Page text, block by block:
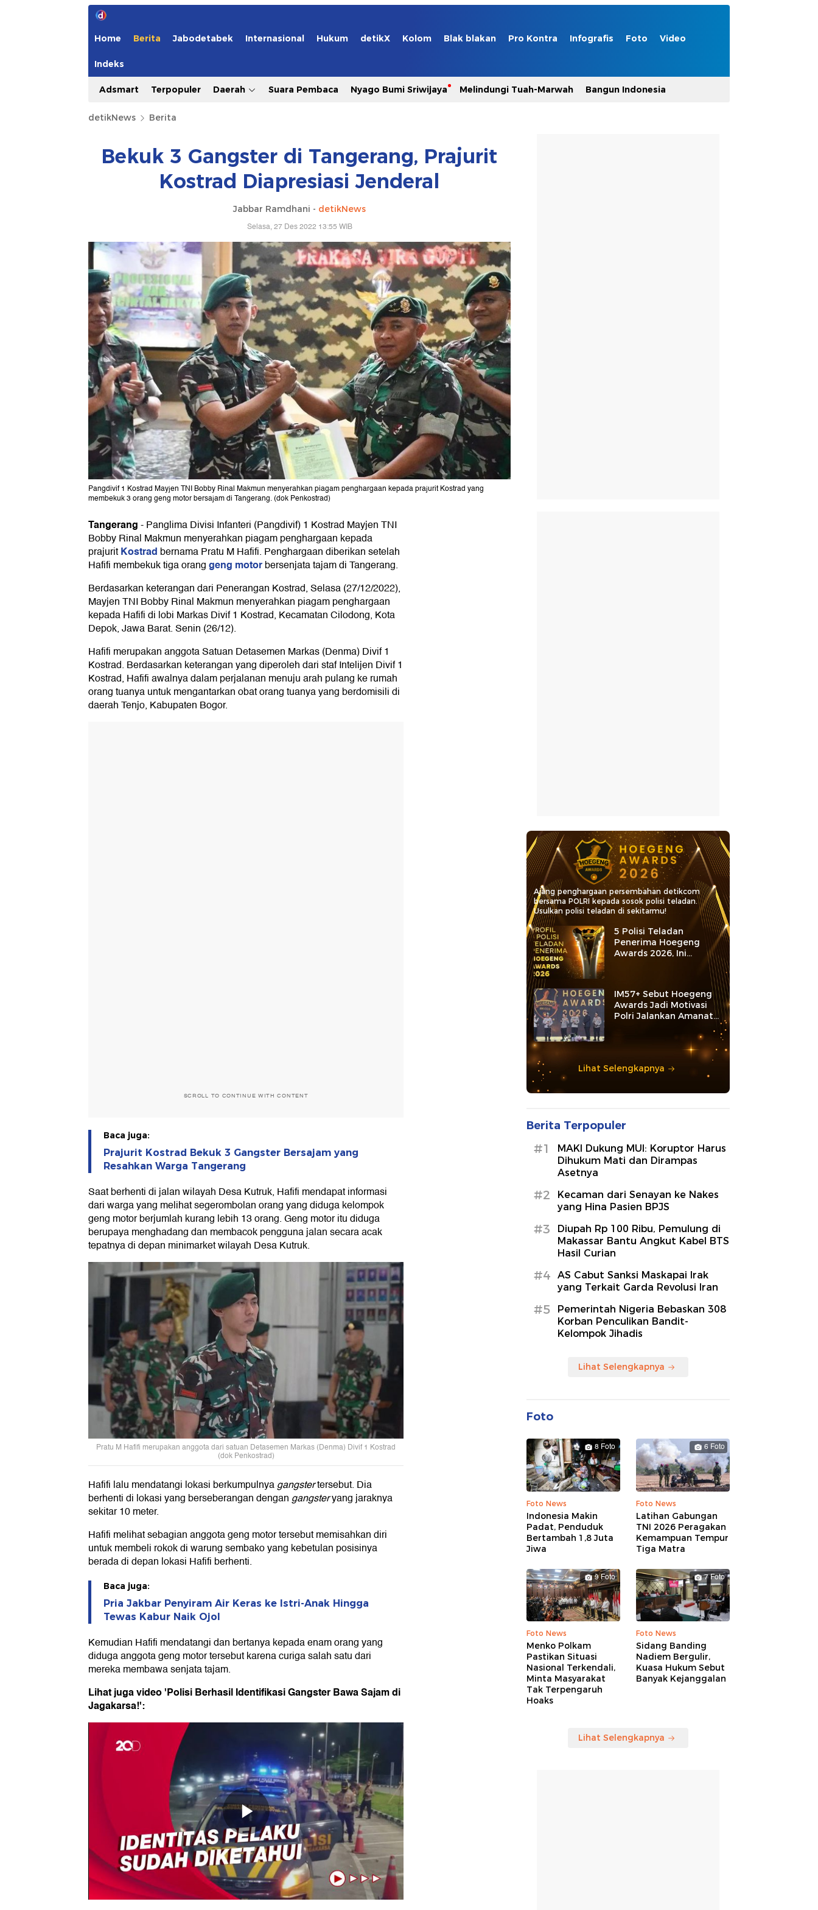
Home Berita Jabodetabek Internasional Hukum detikX Kolom Blak blakan Pro Kontra Infografis Foto Video
Indeks
Adsmart Terpopuler Daerah Suara Pembaca Nyago Bumi Sriwijaya Melindungi Tuah-Marwah Bangun Indonesia
detikNews Berita
Bekuk 3 Gangster di Tangerang, Prajurit
Kostrad Diapresiasi Jenderal
Jabbar Ramdhani - detikNews
Selasa, 27 Des 2022 13:55 WIB
Pangdivif 1 Kostrad Mayjen TNI Bobby Rinal Makmun menyerahkan piagam penghargaan kepada prajurit Kostrad yang
membekuk 3 orang geng motor bersajam di Tangerang. (dok Penkostrad)
Tangerang-Panglima Divisi Infanteri (Pangdivif) 1 Kostrad Mayjen TNI
Bobby Rinal Makmun menyerahkan piagam penghargaan kepada
prajuritKostrad bernama Pratu M Hafifi. Penghargaan diberikan setelah
Hafifi membekuk tiga oranggeng motorbersenjata tajam di Tangerang.
Berdasarkan keterangan dari Penerangan Kostrad, Selasa (27/12/2022),
Mayjen TNI Bobby Rinal Makmun menyerahkan piagam penghargaan
kepada Hafifi di lobi Markas Divif 1 Kostrad, Kecamatan Cilodong, Kota
Depok, Jawa Barat. Senin (26/12).
Hafifi merupakan anggota Satuan Detasemen Markas (Denma) Divif 1
Kostrad. Berdasarkan keterangan yang diperoleh dari staf Intelijen Divif 1
Kostrad, Hafifi awalnya dalam perjalanan menuju arah pulang ke rumah
orang tuanya untuk mengantarkan obat orang tuanya yang berdomisili di
daerah Tenjo, Kabupaten Bogor.
SCROLL TO CONTINUE WITH CONTENT
Baca juga:
Prajurit Kostrad Bekuk 3 Gangster Bersajam yang
Resahkan Warga Tangerang
Saat berhenti di jalan wilayah Desa Kutruk, Hafifi mendapat informasi
dari warga yang melihat segerombolan orang yang diduga kelompok
geng motor berjumlah kurang lebih 13 orang. Geng motor itu diduga
berupaya menghadang dan membacok pengguna jalan secara acak
tepatnya di depan minimarket wilayah Desa Kutruk.
Pratu M Hafifi merupakan anggota dari satuan Detasemen Markas (Denma) Divif 1 Kostrad
(dok Penkostrad)
Hafifi lalu mendatangi lokasi berkumpulnyagangstertersebut. Dia
berhenti di lokasi yang berseberangan dengangangsteryang jaraknya
sekitar 10 meter.
Hafifi melihat sebagian anggota geng motor tersebut memisahkan diri
untuk membeli rokok di warung sembako yang kebetulan posisinya
berada di depan lokasi Hafifi berhenti.
Baca juga:
Pria Jakbar Penyiram Air Keras ke Istri-Anak Hingga
Tewas Kabur Naik Ojol
Kemudian Hafifi mendatangi dan bertanya kepada enam orang yang
diduga anggota geng motor tersebut karena curiga salah satu dari
mereka membawa senjata tajam.
Lihat juga video 'Polisi Berhasil Identifikasi Gangster Bawa Sajam di
Jagakarsa!':
Ajang penghargaan persembahan detikcom
bersama POLRI kepada sosok polisi teladan.
Usulkan polisi teladan di sekitarmu!
5 Polisi Teladan
Penerima Hoegeng
Awards 2026, Ini
Kategori dan Kiprahnya
IM57+ Sebut Hoegeng
Awards Jadi Motivasi
Polri Jalankan Amanat
Lihat Selengkapnya
Berita Terpopuler
#1
MAKI Dukung MUI: Koruptor Harus
Dihukum Mati dan Dirampas
Asetnya
#2
Kecaman dari Senayan ke Nakes
yang Hina Pasien BPJS
#3
Diupah Rp 100 Ribu, Pemulung di
Makassar Bantu Angkut Kabel BTS
Hasil Curian
#4
AS Cabut Sanksi Maskapai Irak
yang Terkait Garda Revolusi Iran
#5
Pemerintah Nigeria Bebaskan 308
Korban Penculikan Bandit-
Kelompok Jihadis
Lihat Selengkapnya
Foto
8 Foto
Foto News
Indonesia Makin
Padat, Penduduk
Bertambah 1,8 Juta
Jiwa
6 Foto
Foto News
Latihan Gabungan
TNI 2026 Peragakan
Kemampuan Tempur
Tiga Matra
9 Foto
Foto News
Menko Polkam
Pastikan Situasi
Nasional Terkendali,
Minta Masyarakat
Tak Terpengaruh
Hoaks
7 Foto
Foto News
Sidang Banding
Nadiem Bergulir,
Kuasa Hukum Sebut
Banyak Kejanggalan
Lihat Selengkapnya